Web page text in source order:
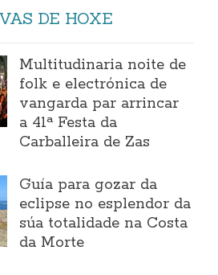
DE HOXE
Multitudinaria noite de
folk e electrónica de
vangarda par arrincar
a 41ª Festa da
Carballeira de Zas
Guía para gozar da
eclipse no esplendor da
súa totalidade na Costa
da Morte